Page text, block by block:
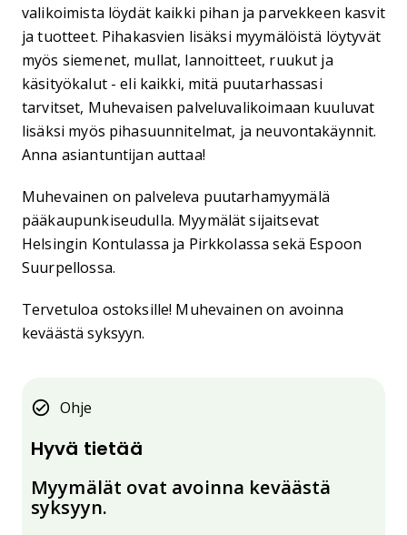
valikoimista löydät kaikki pihan ja parvekkeen kasvit
ja tuotteet. Pihakasvien lisäksi myymälöistä löytyvät
myös siemenet, mullat, lannoitteet, ruukut ja
käsityökalut - eli kaikki, mitä puutarhassasi
tarvitset, Muhevaisen palveluvalikoimaan kuuluvat
lisäksi myös pihasuunnitelmat, ja neuvontakäynnit.
Anna asiantuntijan auttaa!
Muhevainen on palveleva puutarhamyymälä
pääkaupunkiseudulla. Myymälät sijaitsevat
Helsingin Kontulassa ja Pirkkolassa sekä Espoon
Suurpellossa.
Tervetuloa ostoksille! Muhevainen on avoinna
keväästä syksyyn.
Ohje
Hyvä tietää
Myymälät ovat avoinna keväästä
syksyyn.